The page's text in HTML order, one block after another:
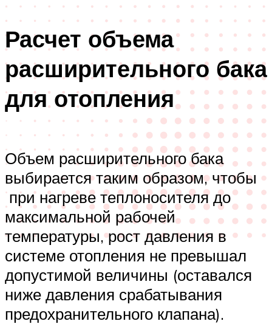
Расчет объема
расширительного бака
для отопления
Объем расширительного бака
выбирается таким образом, чтобы
при нагреве теплоносителя до
максимальной рабочей
температуры, рост давления в
системе отопления не превышал
допустимой величины (оставался
ниже давления срабатывания
предохранительного клапана).